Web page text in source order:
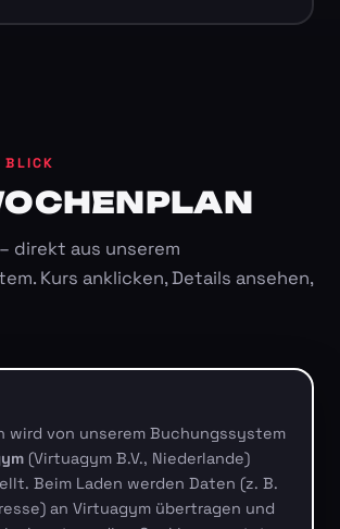
BLICK
direkt aus unserem
Kurs anklicken, Details ansehen,
wird von unserem Buchungssystem
(Virtuagym B.V., Niederlande)
Beim Laden werden Daten (z. B.
an Virtuagym übertragen und